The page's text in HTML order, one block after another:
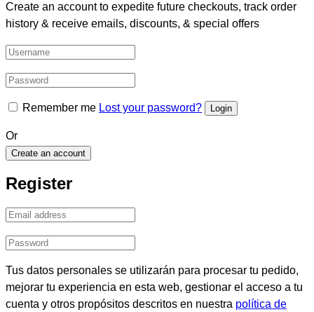
Create an account to expedite future checkouts, track order
history & receive emails, discounts, & special offers
Remember me Lost your password?
Or
Create an account
Register
Tus datos personales se utilizarán para procesar tu pedido,
mejorar tu experiencia en esta web, gestionar el acceso a tu
cuenta y otros propósitos descritos en nuestra política de